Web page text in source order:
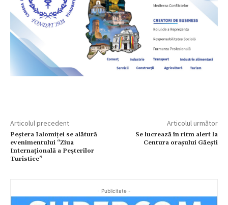
Articolul precedent
Peștera Ialomiței se alătură
evenimentului “Ziua
Internațională a Peșterilor
Turistice”
Articolul următor
Se lucrează în ritm alert la
Centura orașului Găești
- Publicitate -